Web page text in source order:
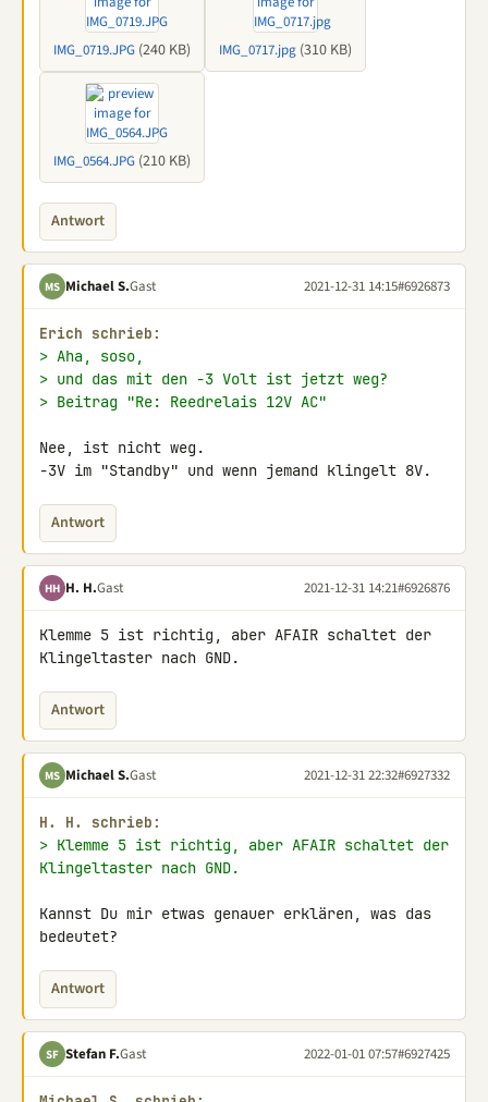
IMG_0719.JPG (240 KB) IMG_0717.jpg (310 KB)
IMG_0564.JPG (210 KB)
Antwort
MS Michael S.Gast 2021-12-31 14:15#6926873
Erich schrieb:
> Aha, soso,
> und das mit den -3 Volt ist jetzt weg?
> Beitrag "Re: Reedrelais 12V AC"
Nee, ist nicht weg.
-3V im "Standby" und wenn jemand klingelt 8V.
Antwort
HH H. H.Gast 2021-12-31 14:21#6926876
Klemme 5 ist richtig, aber AFAIR schaltet der
Klingeltaster nach GND.
Antwort
MS Michael S.Gast 2021-12-31 22:32#6927332
H. H. schrieb:
> Klemme 5 ist richtig, aber AFAIR schaltet der
Klingeltaster nach GND.
Kannst Du mir etwas genauer erklären, was das
bedeutet?
Antwort
SF Stefan F.Gast 2022-01-01 07:57#6927425